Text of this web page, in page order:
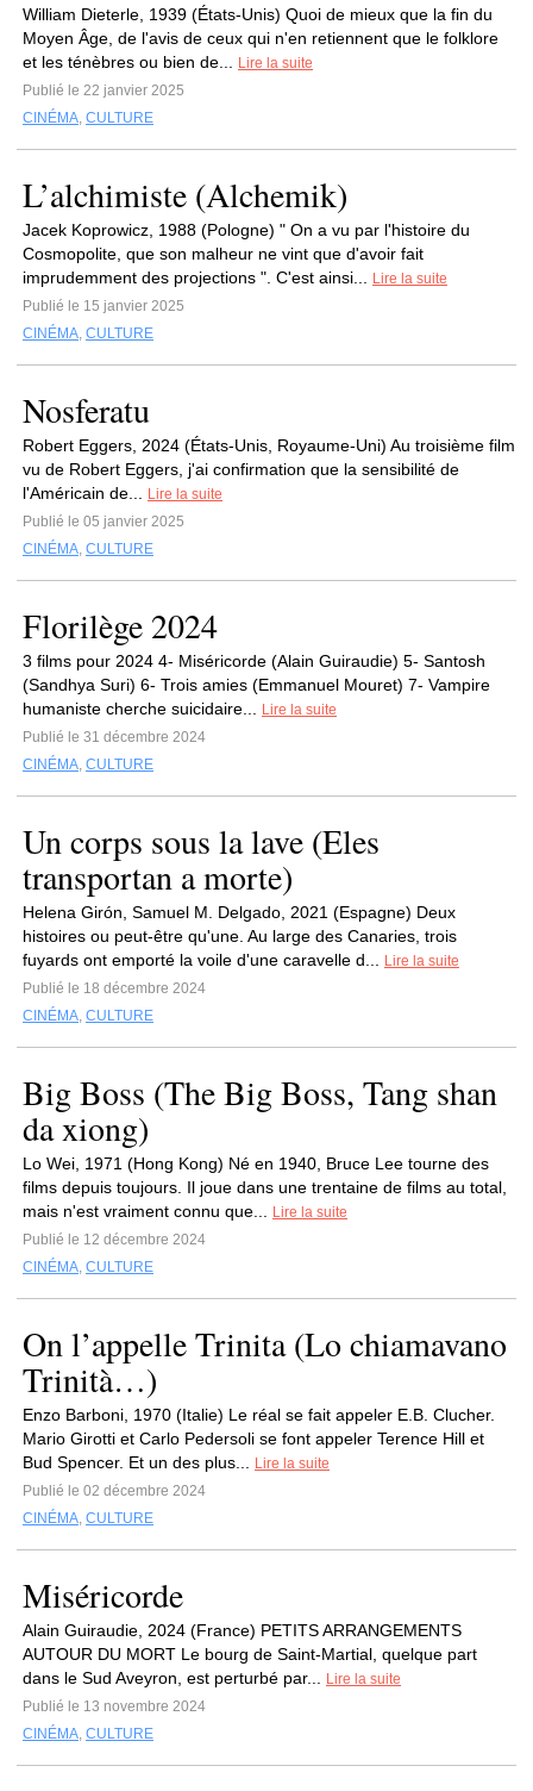
William Dieterle, 1939 (États-Unis) Quoi de mieux que la fin du
Moyen Âge, de l'avis de ceux qui n'en retiennent que le folklore
et les ténèbres ou bien de...
Lire la suite
Publié le 22 janvier 2025
CINÉMA, CULTURE
L’alchimiste (Alchemik)
Jacek Koprowicz, 1988 (Pologne) " On a vu par l'histoire du
Cosmopolite, que son malheur ne vint que d'avoir fait
imprudemment des projections ". C'est ainsi...
Lire la suite
Publié le 15 janvier 2025
CINÉMA, CULTURE
Nosferatu
Robert Eggers, 2024 (États-Unis, Royaume-Uni) Au troisième film
vu de Robert Eggers, j'ai confirmation que la sensibilité de
l'Américain de...
Lire la suite
Publié le 05 janvier 2025
CINÉMA, CULTURE
Florilège 2024
3 films pour 2024 4- Miséricorde (Alain Guiraudie) 5- Santosh
(Sandhya Suri) 6- Trois amies (Emmanuel Mouret) 7- Vampire
humaniste cherche suicidaire...
Lire la suite
Publié le 31 décembre 2024
CINÉMA, CULTURE
Un corps sous la lave (Eles
transportan a morte)
Helena Girón, Samuel M. Delgado, 2021 (Espagne) Deux
histoires ou peut-être qu'une. Au large des Canaries, trois
fuyards ont emporté la voile d'une caravelle d...
Lire la suite
Publié le 18 décembre 2024
CINÉMA, CULTURE
Big Boss (The Big Boss, Tang shan
da xiong)
Lo Wei, 1971 (Hong Kong) Né en 1940, Bruce Lee tourne des
films depuis toujours. Il joue dans une trentaine de films au total,
mais n'est vraiment connu que...
Lire la suite
Publié le 12 décembre 2024
CINÉMA, CULTURE
On l’appelle Trinita (Lo chiamavano
Trinità…)
Enzo Barboni, 1970 (Italie) Le réal se fait appeler E.B. Clucher.
Mario Girotti et Carlo Pedersoli se font appeler Terence Hill et
Bud Spencer. Et un des plus...
Lire la suite
Publié le 02 décembre 2024
CINÉMA, CULTURE
Miséricorde
Alain Guiraudie, 2024 (France) PETITS ARRANGEMENTS
AUTOUR DU MORT Le bourg de Saint-Martial, quelque part
dans le Sud Aveyron, est perturbé par...
Lire la suite
Publié le 13 novembre 2024
CINÉMA, CULTURE